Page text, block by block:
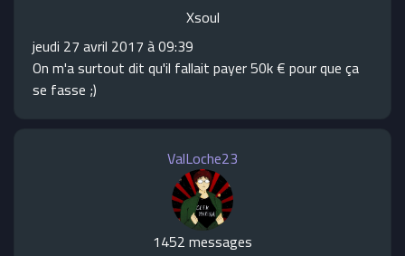
Xsoul
jeudi 27 avril 2017 à 09:39
On m'a surtout dit qu'il fallait payer 50k € pour que ça
se fasse ;)
ValLoche23
1452 messages